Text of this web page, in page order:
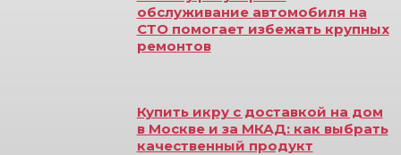
обслуживание автомобиля на
СТО помогает избежать крупных
ремонтов
Купить икру с доставкой на дом
в Москве и за МКАД: как выбрать
качественный продукт